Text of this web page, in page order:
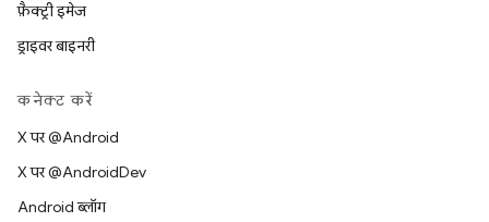
फ़ैक्ट्री इमेज
ड्राइवर बाइनरी
कनेक्ट करें
X पर @Android
X पर @AndroidDev
Android ब्लॉग